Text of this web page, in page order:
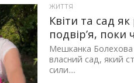
ЖИТТЯ
Квіти та сад
подвір’я, поки
Мешканка Болехова
власний сад, який
сили....